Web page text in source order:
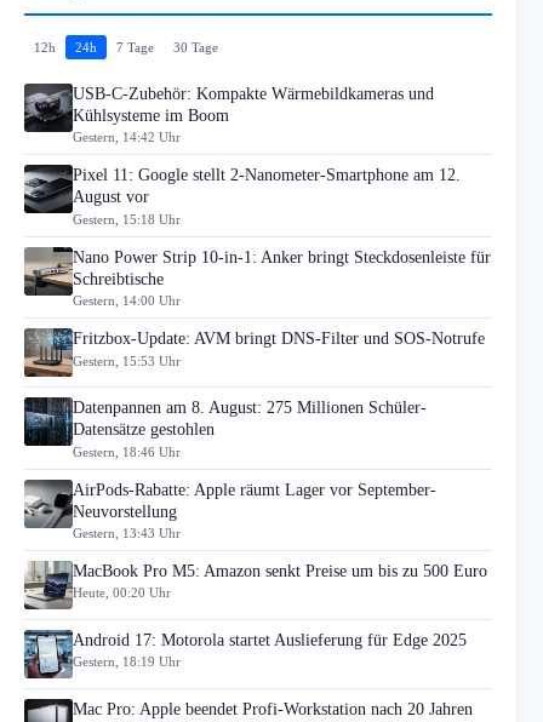
12h 24h 7 Tage 30 Tage
USB-C-Zubehör: Kompakte Wärmebildkameras und
Kühlsysteme im Boom
Gestern, 14:42 Uhr
Pixel 11: Google stellt 2-Nanometer-Smartphone am 12.
August vor
Gestern, 15:18 Uhr
Nano Power Strip 10-in-1: Anker bringt Steckdosenleiste für
Schreibtische
Gestern, 14:00 Uhr
Fritzbox-Update: AVM bringt DNS-Filter und SOS-Notrufe
Gestern, 15:53 Uhr
Datenpannen am 8. August: 275 Millionen Schüler-
Datensätze gestohlen
Gestern, 18:46 Uhr
AirPods-Rabatte: Apple räumt Lager vor September-
Neuvorstellung
Gestern, 13:43 Uhr
MacBook Pro M5: Amazon senkt Preise um bis zu 500 Euro
Heute, 00:20 Uhr
Android 17: Motorola startet Auslieferung für Edge 2025
Gestern, 18:19 Uhr
Mac Pro: Apple beendet Profi-Workstation nach 20 Jahren